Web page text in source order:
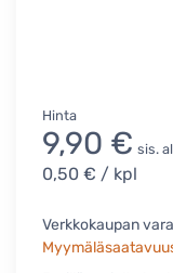
Hinta
9,90 € sis.
0,50 € / kpl
Verkkokaupan